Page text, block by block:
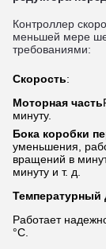
Контроллер
меньшей мере
требованиями:
Скорость:
Моторная часть
минуту.
Бока коробки
уменьшения,
вращений в
минуту и т. д.
Температурный
Работает
°C.